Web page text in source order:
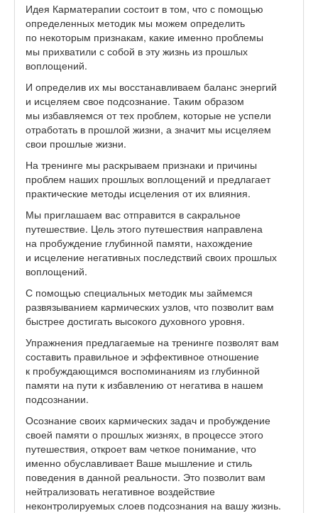
Идея Карматерапии состоит в том, что с помощью
определенных методик мы можем определить
по некоторым признакам, какие именно проблемы
мы прихватили с собой в эту жизнь из прошлых
воплощений.
И определив их мы восстанавливаем баланс энергий
и исцеляем свое подсознание. Таким образом
мы избавляемся от тех проблем, которые не успели
отработать в прошлой жизни, а значит мы исцеляем
свои прошлые жизни.
На тренинге мы раскрываем признаки и причины
проблем наших прошлых воплощений и предлагает
практические методы исцеления от их влияния.
Мы приглашаем вас отправится в сакральное
путешествие. Цель этого путешествия направлена
на пробуждение глубинной памяти, нахождение
и исцеление негативных последствий своих прошлых
воплощений.
С помощью специальных методик мы займемся
развязыванием кармических узлов, что позволит вам
быстрее достигать высокого духовного уровня.
Упражнения предлагаемые на тренинге позволят вам
составить правильное и эффективное отношение
к пробуждающимся воспоминаниям из глубинной
памяти на пути к избавлению от негатива в нашем
подсознании.
Осознание своих кармических задач и пробуждение
своей памяти о прошлых жизнях, в процессе этого
путешествия, откроет вам четкое понимание, что
именно обуславливает Ваше мышление и стиль
поведения в данной реальности. Это позволит вам
нейтрализовать негативное воздействие
неконтролируемых слоев подсознания на вашу жизнь.